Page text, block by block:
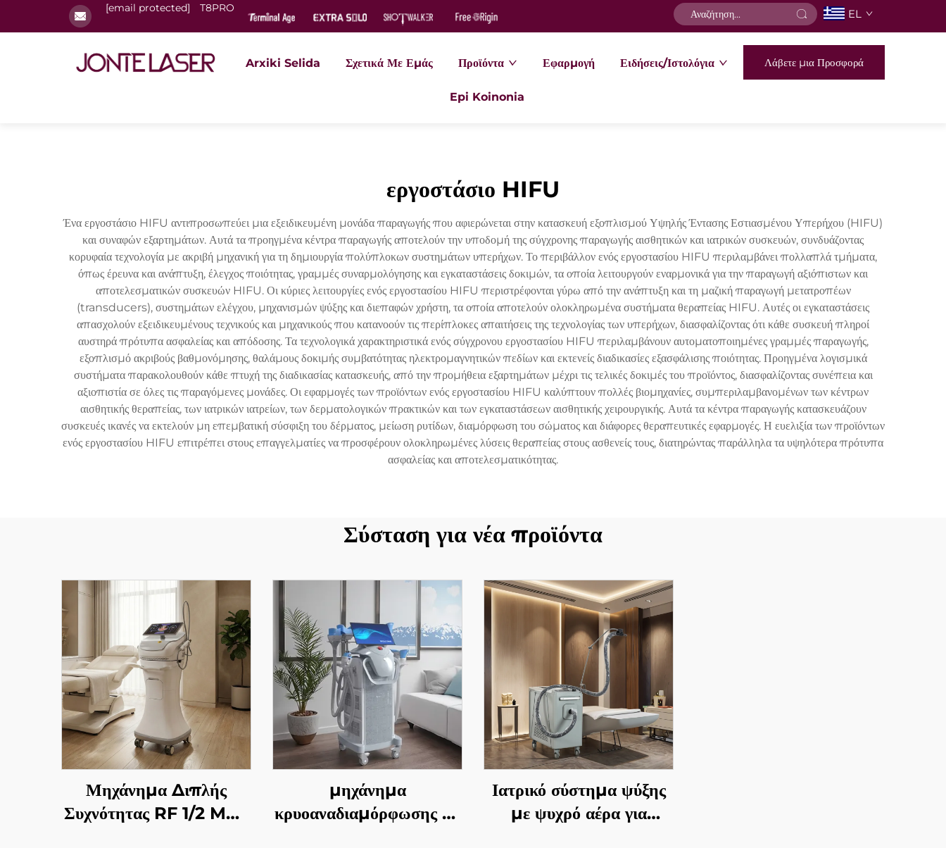
[email protected] T8PRO EL
Arxiki Selida Σχετικά Με Εμάς Προϊόντα Εφαρμογή Ειδήσεις/Ιστολόγια
Epi Koinonia
Λάβετε μια Προσφορά
εργοστάσιο HIFU
Ένα εργοστάσιο HIFU αντιπροσωπεύει μια εξειδικευμένη μονάδα παραγωγής που αφιερώνεται στην κατασκευή εξοπλισμού Υψηλής Έντασης Εστιασμένου Υπερήχου (HIFU)
και συναφών εξαρτημάτων. Αυτά τα προηγμένα κέντρα παραγωγής αποτελούν την υποδομή της σύγχρονης παραγωγής αισθητικών και ιατρικών συσκευών, συνδυάζοντας
κορυφαία τεχνολογία με ακριβή μηχανική για τη δημιουργία πολύπλοκων συστημάτων υπερήχων. Το περιβάλλον ενός εργοστασίου HIFU περιλαμβάνει πολλαπλά τμήματα,
όπως έρευνα και ανάπτυξη, έλεγχος ποιότητας, γραμμές συναρμολόγησης και εγκαταστάσεις δοκιμών, τα οποία λειτουργούν εναρμονικά για την παραγωγή αξιόπιστων και
αποτελεσματικών συσκευών HIFU. Οι κύριες λειτουργίες ενός εργοστασίου HIFU περιστρέφονται γύρω από την ανάπτυξη και τη μαζική παραγωγή μετατροπέων
(transducers), συστημάτων ελέγχου, μηχανισμών ψύξης και διεπαφών χρήστη, τα οποία αποτελούν ολοκληρωμένα συστήματα θεραπείας HIFU. Αυτές οι εγκαταστάσεις
απασχολούν εξειδικευμένους τεχνικούς και μηχανικούς που κατανοούν τις περίπλοκες απαιτήσεις της τεχνολογίας των υπερήχων, διασφαλίζοντας ότι κάθε συσκευή πληροί
αυστηρά πρότυπα ασφαλείας και απόδοσης. Τα τεχνολογικά χαρακτηριστικά ενός σύγχρονου εργοστασίου HIFU περιλαμβάνουν αυτοματοποιημένες γραμμές παραγωγής,
εξοπλισμό ακριβούς βαθμονόμησης, θαλάμους δοκιμής συμβατότητας ηλεκτρομαγνητικών πεδίων και εκτενείς διαδικασίες εξασφάλισης ποιότητας. Προηγμένα λογισμικά
συστήματα παρακολουθούν κάθε πτυχή της διαδικασίας κατασκευής, από την προμήθεια εξαρτημάτων μέχρι τις τελικές δοκιμές του προϊόντος, διασφαλίζοντας συνέπεια και
αξιοπιστία σε όλες τις παραγόμενες μονάδες. Οι εφαρμογές των προϊόντων ενός εργοστασίου HIFU καλύπτουν πολλές βιομηχανίες, συμπεριλαμβανομένων των κέντρων
αισθητικής θεραπείας, των ιατρικών ιατρείων, των δερματολογικών πρακτικών και των εγκαταστάσεων αισθητικής χειρουργικής. Αυτά τα κέντρα παραγωγής κατασκευάζουν
συσκευές ικανές να εκτελούν μη επεμβατική σύσφιξη του δέρματος, μείωση ρυτίδων, διαμόρφωση του σώματος και διάφορες θεραπευτικές εφαρμογές. Η ευελιξία των προϊόντων
ενός εργοστασίου HIFU επιτρέπει στους επαγγελματίες να προσφέρουν ολοκληρωμένες λύσεις θεραπείας στους ασθενείς τους, διατηρώντας παράλληλα τα υψηλότερα πρότυπα
ασφαλείας και αποτελεσματικότητας.
Σύσταση για νέα προϊόντα
Μηχάνημα Διπλής
Συχνότητας RF 1/2 MHz
μηχάνημα
κρυοαναδιαμόρφωσης με
Ιατρικό σύστημα ψύξης
με ψυχρό αέρα για